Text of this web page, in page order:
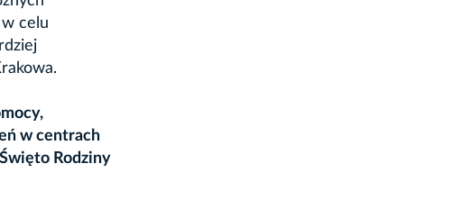
celu
w centrach
Rodziny